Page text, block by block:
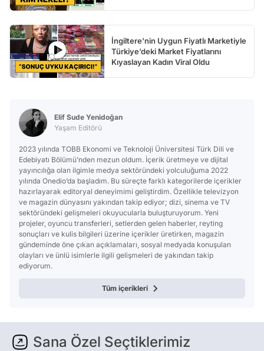
İngiltere’nin Uygun Fiyatlı Marketiyle
Türkiye’deki Market Fiyatlarını
Kıyaslayan Kadın Viral Oldu
Elif Sude Yenidoğan
Yaşam Editörü
2023 yılında TOBB Ekonomi ve Teknoloji Üniversitesi Türk Dili ve
Edebiyatı Bölümü’nden mezun oldum. İçerik üretmeye ve dijital
yayıncılığa olan ilgimle medya sektöründeki yolculuğuma 2022
yılında Onedio’da başladım. Bu süreçte farklı kategorilerde içerikler
hazırlayarak editoryal deneyimimi geliştirdim. Özellikle televizyon
ve magazin dünyasını yakından takip ediyor; dizi, sinema ve TV
sektöründeki gelişmeleri okuyucularla buluşturuyorum. Yeni
projeler, oyuncu transferleri, setlerden gelen haberler, reyting
sonuçları ve kulis bilgileri üzerine içerikler üretirken, magazin
gündeminde öne çıkan açıklamaları, sosyal medyada konuşulan
olayları ve ünlü isimlerle ilgili gelişmeleri de yakından takip
ediyorum.
Tüm içerikleri
Sana Özel Seçtiklerimiz